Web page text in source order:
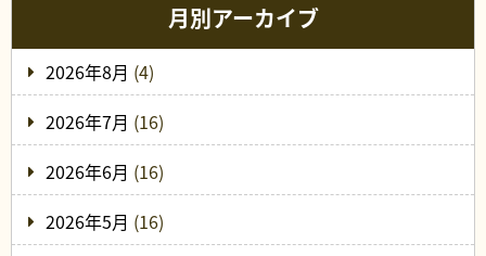
月別アーカイブ
2026年8月 (4)
2026年7月 (16)
2026年6月 (16)
2026年5月 (16)